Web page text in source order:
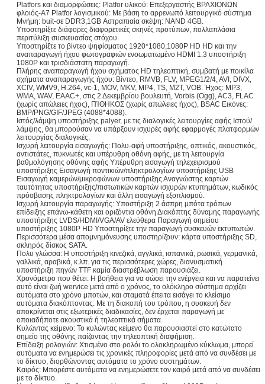
Platfors και διαμορφώσεις: Platfor υλικού: Επεξεργαστής ΒΡΑΧΙΟΝΩΝ
φλοιός-A7 Platfor λογισμικού: Με βάση το αρρενωπό λειτουργικό σύστημα
Μνήμη: buit-σε DDR3,1GB Αστραπιαία σκέψη: NAND 4GB.
Υποστηρίξτε διάφορες διαφορετικές σκηνές προτύπων, πολλαπλάσια
περιτύλιξη συσκευασίας στόχου.
Υποστηρίξτε το βίντεο ψηφίσματος 1920*1080,1080P HD HD και την
αναπαραγωγή ήχου φωτογραφιών ενσωματωμένο HDMI 1.3 υποστήριξη
1080P και τρισδιάστατη παραγωγή.
Πλήρης αναπαραγωγή ήχου σχήματος HD τηλεοπτική, συμβατή με ποικίλα
σχήματα αναπαραγωγής ήχου: Βίντεο, RMVB, FLV, MPEG1/2/4, AVI, DIVX,
XCIV, WMV9, H.264, vc-1, MOV, MKV, MP4, TS, M2T, VOB. Ήχος: MP3,
WMA, WAV, EAAC+, στις 2 Δεκεμβρίου βουλευτή, Vorbis (Ogg), AC3, FLAC
(χωρίς απώλειες ήχος), ΠΊΘΗΚΟΣ (χωρίς απώλειες ήχος), BSAC Εικόνες:
BMP/PNG/GIF/JPEG (4088*4088).
Ιστός/λάμψη υποστήριξης palyer, με τις διαλογικές λειτουργίες αφής Ιστού/
λάμψης, θα μπορούσαν να υπάρξουν ισχυρές αφής εφαρμογές πλατφορμών
λειτουργίας διαλογικές.
Ισχυρή λειτουργία εισαγωγής: Πολυ-αφή υποστήριξης, οπτικός, ακουστικός,
αντιστάτες, πυκνωτές και υπέρυθρη οθόνη αφής, με τη λειτουργία
βαθμολόγησης οθόνης αφής Υπέρυθρη εισαγωγή τηλεχειρισμού
υποστήριξης Εισαγωγή ποντικιών/πληκτρολογίων υποστήριξης USB
Εισαγωγή καμερών/μικροφώνων υποστήριξης Αναγνώστης καρτών
ταυτότητας υποστήριξης/πιστωτικών καρτών ισχυρών κτυπημάτων, κωδικός
πρόσβασης πληκτρολογίων και άλλη εισαγωγή εξοπλισμού.
Ισχυρή λειτουργία παραγωγής: Υποστήριξη 2 άσπρη μπότα τρόπων
επίδειξης επάνω-κάθετη και οριζόντια οθόνη Διακόπτης δύναμης παραγωγής
υποστήριξης LVDS/HDMI/VGA/AV ελεύθερα Παραγωγή σημείου
υποστήριξης 1080P HD Υποστηρίξτε την παραγωγή συσκευών εκτυπωτών.
Περισσότερα μέσα απομνημόνευσης υποστηρίζουν: κάρτα υποστήριξης SD,
σκληρός δίσκος SATA.
Πολυ γλώσσα: Η υποστήριξη κινεζικά, αγγλικά, ισπανικά, ρωσικά, γερμανικά,
γαλλικά, αραβικά, κ.λπ. για τις περισσότερες χώρες, διανυσματική
υποστήριξη πηγών TTF καμία διαστρέβλωση παρουσιάζει.
Χρονόμετρο που θέτει: Η βοήθεια για να σώσει την ενέργεια και να παρατείνει
αυτό είναι ζωή wervice μετά από ο χρόνος, το ολόκληρο σύστημα αρχίζει
αυτόματα στο χρόνο μποτών, και σταματά έπειτα εισάγει το κλείσιμο
αυτόματα διακόπτοντας. Με τη διακοπή του τρόπου, η συσκευή δεν
αποκρίνεται στις εξωτερικές διαδικασίες, δεν έρχεται παραγωγή με
οποιαδήποτε ακουστικά ή τηλεοπτικά σήματα.
Κυλώντας κείμενο: Το κυλώντας κείμενο θα παρουσιαστεί στο κατώτατο
σημείο της οθόνης παίζοντας την τηλεοπτική διαφήμιση.
Επίδειξη ρολογιών: Χτισμένο στο ρολόι το ολοκληρωμένο κύκλωμα, μπορεί
αυτόματα να ενημερώσει τις χρονικές πληροφορίες μετά από να συνδέσει με
το δίκτυο, διορθώνοντας αυτόματα το χρόνο συστημάτων.
Καιρός: Μπορέστε αυτόματα να ενημερώσετε τον καιρό μετά από να συνδέσει
με το δίκτυο.